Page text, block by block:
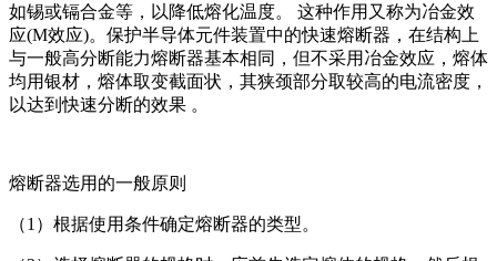
如锡或镉合金等，以降低熔化温度。 这种作用又称为冶金效
应(M效应)。保护半导体元件装置中的快速熔断器，在结构上
与一般高分断能力熔断器基本相同，但不采用冶金效应，熔体
均用银材，熔体取变截面状，其狭颈部分取较高的电流密度，
以达到快速分断的效果 。
熔断器选用的一般原则
（1）根据使用条件确定熔断器的类型。